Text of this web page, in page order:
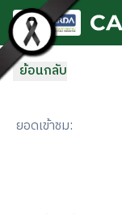
ข้ามไปยังเนื้อหาหลัก
ย้อนกลับ
ยอดเข้าชม: